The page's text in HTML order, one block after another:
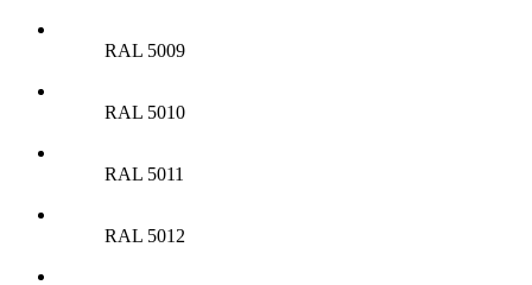
RAL 5009
RAL 5010
RAL 5011
RAL 5012